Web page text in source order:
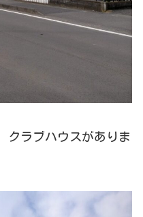
クラブハウスがありま